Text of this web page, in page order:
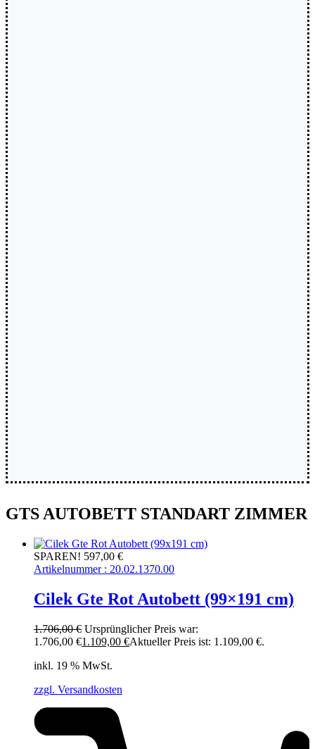
GTS AUTOBETT STANDART ZIMMER
SPAREN! 597,00 €
Artikelnummer : 20.02.1370.00
Cilek Gte Rot Autobett (99×191 cm)
1.706,00€ Ursprünglicher Preis war:
1.706,00 €1.109,00 €Aktueller Preis ist: 1.109,00 €.
inkl. 19 % MwSt.
zzgl. Versandkosten